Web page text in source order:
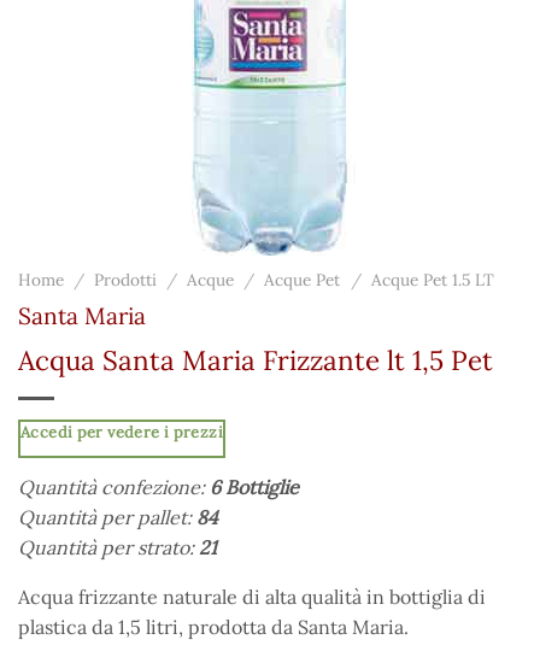
Home / Prodotti / Acque / Acque Pet / Acque Pet 1.5 LT
Santa Maria
Acqua Santa Maria Frizzante lt 1,5 Pet
Accedi per vedere i prezzi
Quantità confezione: 6 Bottiglie
Quantità per pallet: 84
Quantità per strato:21
Acqua frizzante naturale di alta qualità in bottiglia di
plastica da 1,5 litri, prodotta da Santa Maria.